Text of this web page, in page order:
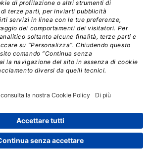
Esplora il gruppo
Edra Edizioni
Edizioni LSWR
LSWR Group
network Edra Edizioni. Direzione, amministrazione,
2026 – Tutti i diritti riservati | Partita IVA e C.F.
14392510963